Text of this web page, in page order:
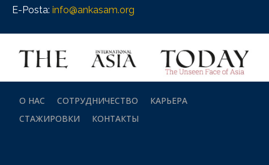
E-Posta: info@ankasam.org
О НАС СОТРУДНИЧЕСТВО
КАРЬЕРА
СТАЖИРОВКИ
КОНТАКТЫ